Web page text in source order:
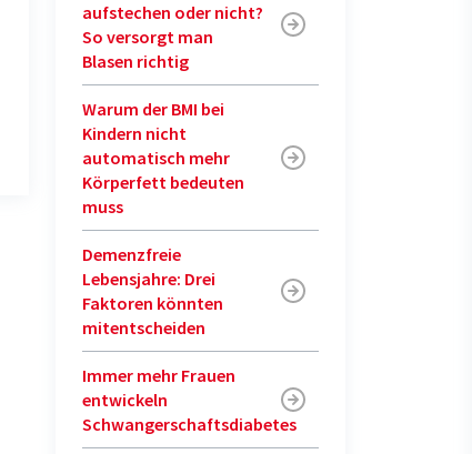
aufstechen oder nicht?
So versorgt man
Blasen richtig
Warum der BMI bei
Kindern nicht
automatisch mehr
Körperfett bedeuten
muss
Demenzfreie
Lebensjahre: Drei
Faktoren könnten
mitentscheiden
Immer mehr Frauen
entwickeln
Schwangerschaftsdiabetes